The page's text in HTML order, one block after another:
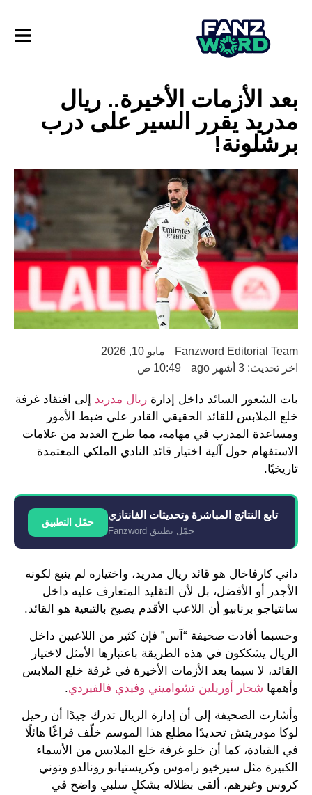
بعد الأزمات الأخيرة.. ريال
مدريد يقرر السير على درب
برشلونة!
Fanzword Editorial Team
مايو 10, 2026
اخر تحديث: 3 أشهر ago
10:49 ص
بات الشعور السائد داخل إدارة ريال مدريد إلى افتقاد غرفة
خلع الملابس للقائد الحقيقي القادر على ضبط الأمور
ومساعدة المدرب في مهامه، مما طرح العديد من علامات
الاستفهام حول آلية اختيار قائد النادي الملكي المعتمدة
تاريخيًا.
تابع النتائج المباشرة وتحديثات الفانتازي
حمّل تطبيق Fanzword
حمّل التطبيق
داني كارفاخال هو قائد ريال مدريد، واختياره لم ينبع لكونه
الأجدر أو الأفضل، بل لأن التقليد المتعارف عليه داخل
سانتياجو برنابيو أن اللاعب الأقدم يصبح بالتبعية هو القائد.
وحسبما أفادت صحيفة “آس” فإن كثير من اللاعبين داخل
الريال يشككون في هذه الطريقة باعتبارها الأمثل لاختيار
القائد، لا سيما بعد الأزمات الأخيرة في غرفة خلع الملابس
وأهمها شجار أوريلين تشواميني وفيدي فالفيردي.
وأشارت الصحيفة إلى أن إدارة الريال تدرك جيدًا أن رحيل
لوكا مودريتش تحديدًا مطلع هذا الموسم خلّف فراغًا هائلًا
في القيادة، كما أن خلو غرفة خلع الملابس من الأسماء
الكبيرة مثل سيرخيو راموس وكريستيانو رونالدو وتوني
كروس وغيرهم، ألقى بظلاله بشكلٍ سلبي واضح في